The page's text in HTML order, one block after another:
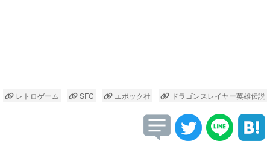
レトロゲーム SFC エポック社 ドラゴンスレイヤー英雄伝説